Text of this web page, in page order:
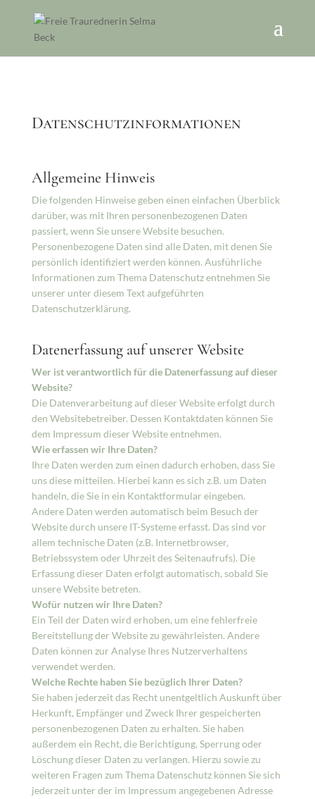
Datenschutzinformationen
Allgemeine Hinweis
Die folgenden Hinweise geben einen einfachen Überblick
darüber, was mit Ihren personenbezogenen Daten
passiert, wenn Sie unsere Website besuchen.
Personenbezogene Daten sind alle Daten, mit denen Sie
persönlich identifiziert werden können. Ausführliche
Informationen zum Thema Datenschutz entnehmen Sie
unserer unter diesem Text aufgeführten
Datenschutzerklärung.
Datenerfassung auf unserer Website
Wer ist verantwortlich für die Datenerfassung auf dieser
Website?
Die Datenverarbeitung auf dieser Website erfolgt durch
den Websitebetreiber. Dessen Kontaktdaten können Sie
dem Impressum dieser Website entnehmen.
Wie erfassen wir Ihre Daten?
Ihre Daten werden zum einen dadurch erhoben, dass Sie
uns diese mitteilen. Hierbei kann es sich z.B. um Daten
handeln, die Sie in ein Kontaktformular eingeben.
Andere Daten werden automatisch beim Besuch der
Website durch unsere IT-Systeme erfasst. Das sind vor
allem technische Daten (z.B. Internetbrowser,
Betriebssystem oder Uhrzeit des Seitenaufrufs). Die
Erfassung dieser Daten erfolgt automatisch, sobald Sie
unsere Website betreten.
Wofür nutzen wir Ihre Daten?
Ein Teil der Daten wird erhoben, um eine fehlerfreie
Bereitstellung der Website zu gewährleisten. Andere
Daten können zur Analyse Ihres Nutzerverhaltens
verwendet werden.
Welche Rechte haben Sie bezüglich Ihrer Daten?
Sie haben jederzeit das Recht unentgeltlich Auskunft über
Herkunft, Empfänger und Zweck Ihrer gespeicherten
personenbezogenen Daten zu erhalten. Sie haben
außerdem ein Recht, die Berichtigung, Sperrung oder
Löschung dieser Daten zu verlangen. Hierzu sowie zu
weiteren Fragen zum Thema Datenschutz können Sie sich
jederzeit unter der im Impressum angegebenen Adresse